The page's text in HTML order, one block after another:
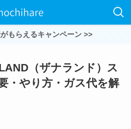
もらえるキャンペーン >>
（ザナランド）ス
・やり方・ガス代を解